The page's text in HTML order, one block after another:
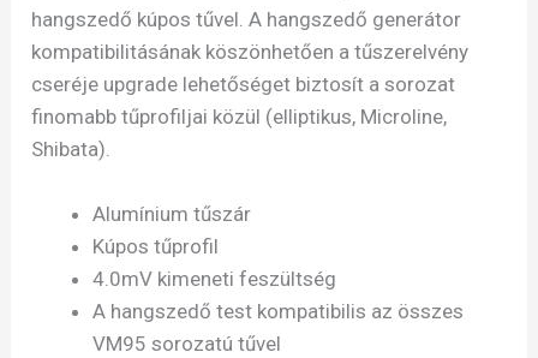
hangszedő kúpos tűvel. A hangszedő generátor
kompatibilitásának köszönhetően a tűszerelvény
cseréje upgrade lehetőséget biztosít a sorozat
finomabb tűprofiljai közül (elliptikus, Microline,
Shibata).
Alumínium tűszár
Kúpos tűprofil
4.0mV kimeneti feszültség
A hangszedő test kompatibilis az összes
VM95 sorozatú tűvel